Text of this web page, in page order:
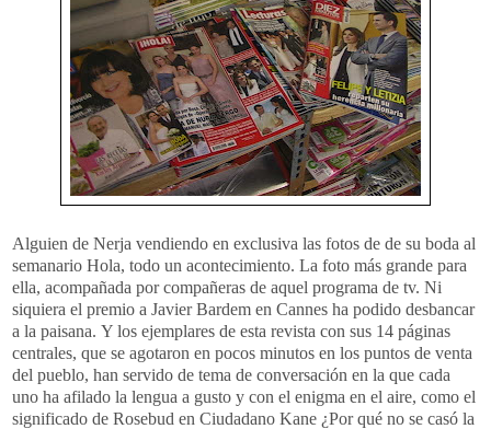
Alguien de Nerja vendiendo en exclusiva las fotos de de su boda al
semanario Hola, todo un acontecimiento. La foto más grande para
ella, acompañada por compañeras de aquel programa de tv. Ni
siquiera el premio a Javier Bardem en Cannes ha podido desbancar
a la paisana. Y los ejemplares de esta revista con sus 14 páginas
centrales, que se agotaron en pocos minutos en los puntos de venta
del pueblo, han servido de tema de conversación en la que cada
uno ha afilado la lengua a gusto y con el enigma en el aire, como el
significado de Rosebud en Ciudadano Kane ¿Por qué no se casó la